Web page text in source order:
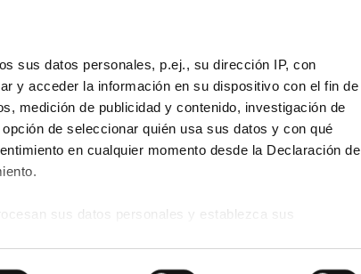
sus datos personales, p.ej., su dirección IP, con
y acceder la información en su dispositivo con el fin de
medición de publicidad y contenido, investigación de
de seleccionar quién usa sus datos y con qué
en cualquier momento desde la Declaración de
sus datos personales y establezca sus
SERVICIOS EVENTOS VIAJES SOPORTE NOTICIAS